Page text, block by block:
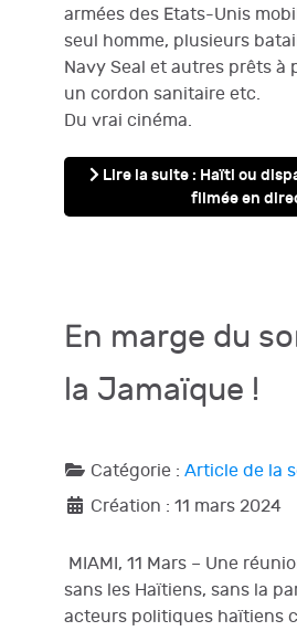
armées des Etats-Unis
seul homme, plusieurs
Navy Seal et autres prêts à
un cordon sanitaire etc.
Du vrai cinéma.
Lire la suite : Haïti ou
filmée en
En marge du
la Jamaïque !
Catégorie : Article de la
Création : 11 mars 2024
MIAMI, 11 Mars – Une
sans les Haïtiens, sans la
acteurs politiques haïtiens